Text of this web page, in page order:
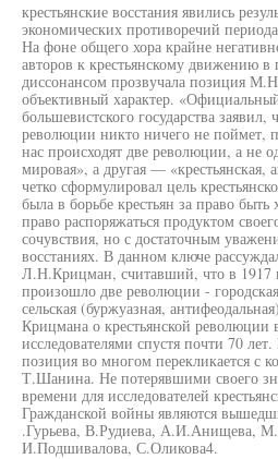
крестьянские восстания явились
экономических противоречий
На фоне общего хора крайне
авторов к крестьянскому движению
диссонансом прозвучала позиция
объективный характер.
большевистского государства заявил,
революции никто ничего не поймет,
нас происходят две революции, а не
мировая», а другая —
четко сформулировал цель
была в борьбе крестьян за право
право распоряжаться продуктом
сочувствия, но с достаточным
восстаниях. В данном ключе
Л.Н.Крицман, считавший, что в 1917
произошло две революции -
сельская (буржуазная,
Крицмана о крестьянской революции
исследователями спустя почти 70
позиция во многом перекликается с
Т.Шанина. Не потерявшими своего
времени для исследователей
Гражданской войны являются
.Гурьева, В.Рудиева, А.И.Анищева,
И.Подшивалова, С.Оликова4.